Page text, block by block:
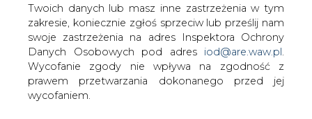
Twoich danych lub masz inne zastrzeżenia w tym
zakresie, koniecznie zgłoś sprzeciw lub prześlij nam
swoje zastrzeżenia na adres Inspektora Ochrony
Danych Osobowych pod adres iod@are.waw.pl.
Wycofanie zgody nie wpływa na zgodność z
prawem przetwarzania dokonanego przed jej
wycofaniem.
do organizacji tego wydarzenia (chodzi m.in. o zasady
uczestnictwa i obsługi konferencji klimatycznej). Pomoże
w sprawnej i bezpiecznej organizacji w Polsce konferencji
klimatycznej (Konferencja COP24) w Katowicach. Projekt
uchwały przedłożył minister środowiska.
"Porozumienie ma charakter szczegółowy (wobec